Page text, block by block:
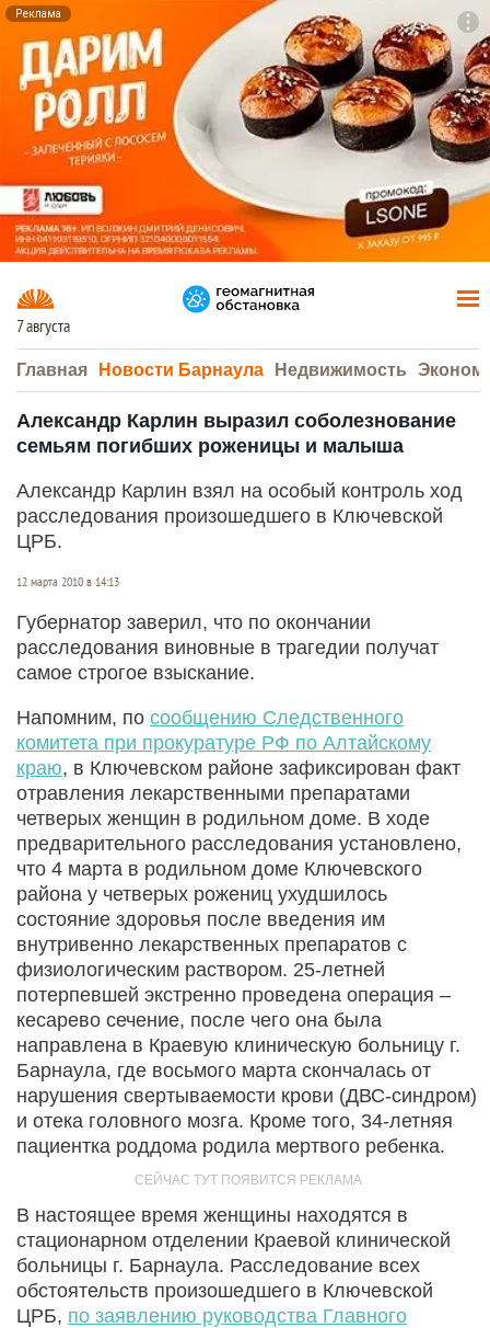
Реклама
7 августа
Главная Новости Барнаула Недвижимость
Александр Карлин выразил соболезнование
семьям погибших роженицы и малыша
Александр Карлин взял на особый контроль ход
расследования произошедшего в Ключевской
ЦРБ.
12 марта 2010 в 14:13
Губернатор заверил, что по окончании
расследования виновные в трагедии получат
самое строгое взыскание.
Напомним, по сообщению Следственного
комитета при прокуратуре РФ по Алтайскому
краю, в Ключевском районе зафиксирован факт
отравления лекарственными препаратами
четверых женщин в родильном доме. В ходе
предварительного расследования установлено,
что 4 марта в родильном доме Ключевского
района у четверых рожениц ухудшилось
состояние здоровья после введения им
внутривенно лекарственных препаратов с
физиологическим раствором. 25-летней
потерпевшей экстренно проведена операция –
кесарево сечение, после чего она была
направлена в Краевую клиническую больницу г.
Барнаула, где восьмого марта скончалась от
нарушения свертываемости крови (ДВС-синдром)
и отека головного мозга. Кроме того, 34-летняя
пациентка роддома родила мертвого ребенка.
В настоящее время женщины находятся в
стационарном отделении Краевой клинической
больницы г. Барнаула. Расследование всех
обстоятельств произошедшего в Ключевской
ЦРБ, по заявлению руководства Главного